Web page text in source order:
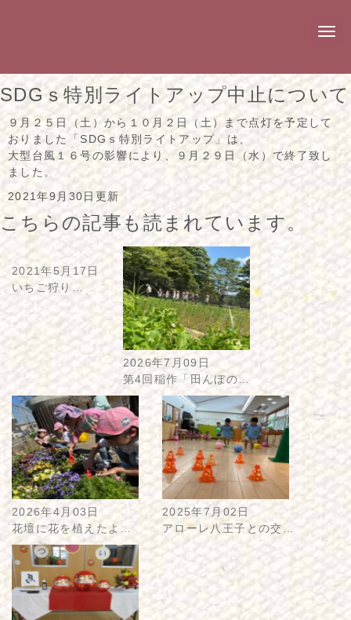
N
g
a
i
o
SDGｓ特別ライトアップ中止について
９月２５日（土）から１０月２日（土）まで点灯を予定して
おりました「SDGｓ特別ライトアップ」は、
大型台風１６号の影響により、９月２９日（水）で終了致し
ました。
2021年9月30日更新
こちらの記事も読まれています。
2021年5月17日
いちご狩り…
2026年7月09日
第4回稲作「田んぼの…
2026年4月03日
花壇に花を植えたよ…
2025年7月02日
アローレ八王子との交…